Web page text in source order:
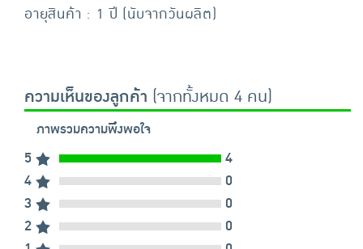
อายุสินค้า : 1 ปี (นับจากวันผลิต)
ความเห็นของลูกค้า (จากทั้งหมด 4 คน)
ภาพรวมความพึงพอใจ
5
4
4
0
3
0
2
0